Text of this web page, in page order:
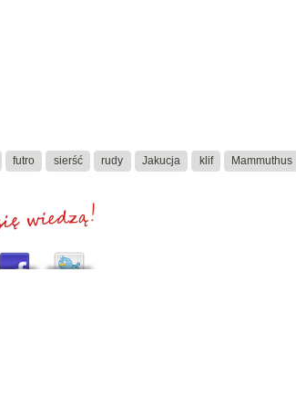
futro sierść rudy Jakucja klif Mammuthus